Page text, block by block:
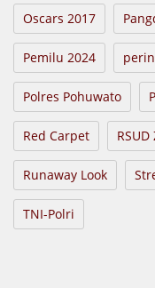
Oscars 2017
Pemilu 2024
Polres Pohuwato
Red Carpet
Runaway Look
TNI-Polri